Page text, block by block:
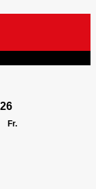
Fr.